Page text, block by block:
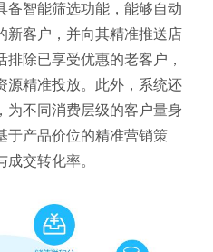
备智能筛选功能，能够自动
新客户，并向其精准推送店
除已享受优惠的老客户，
源精准投放。此外，系统还
为不同消费层级的客户量身
于产品价位的精准营销策
交转化率。